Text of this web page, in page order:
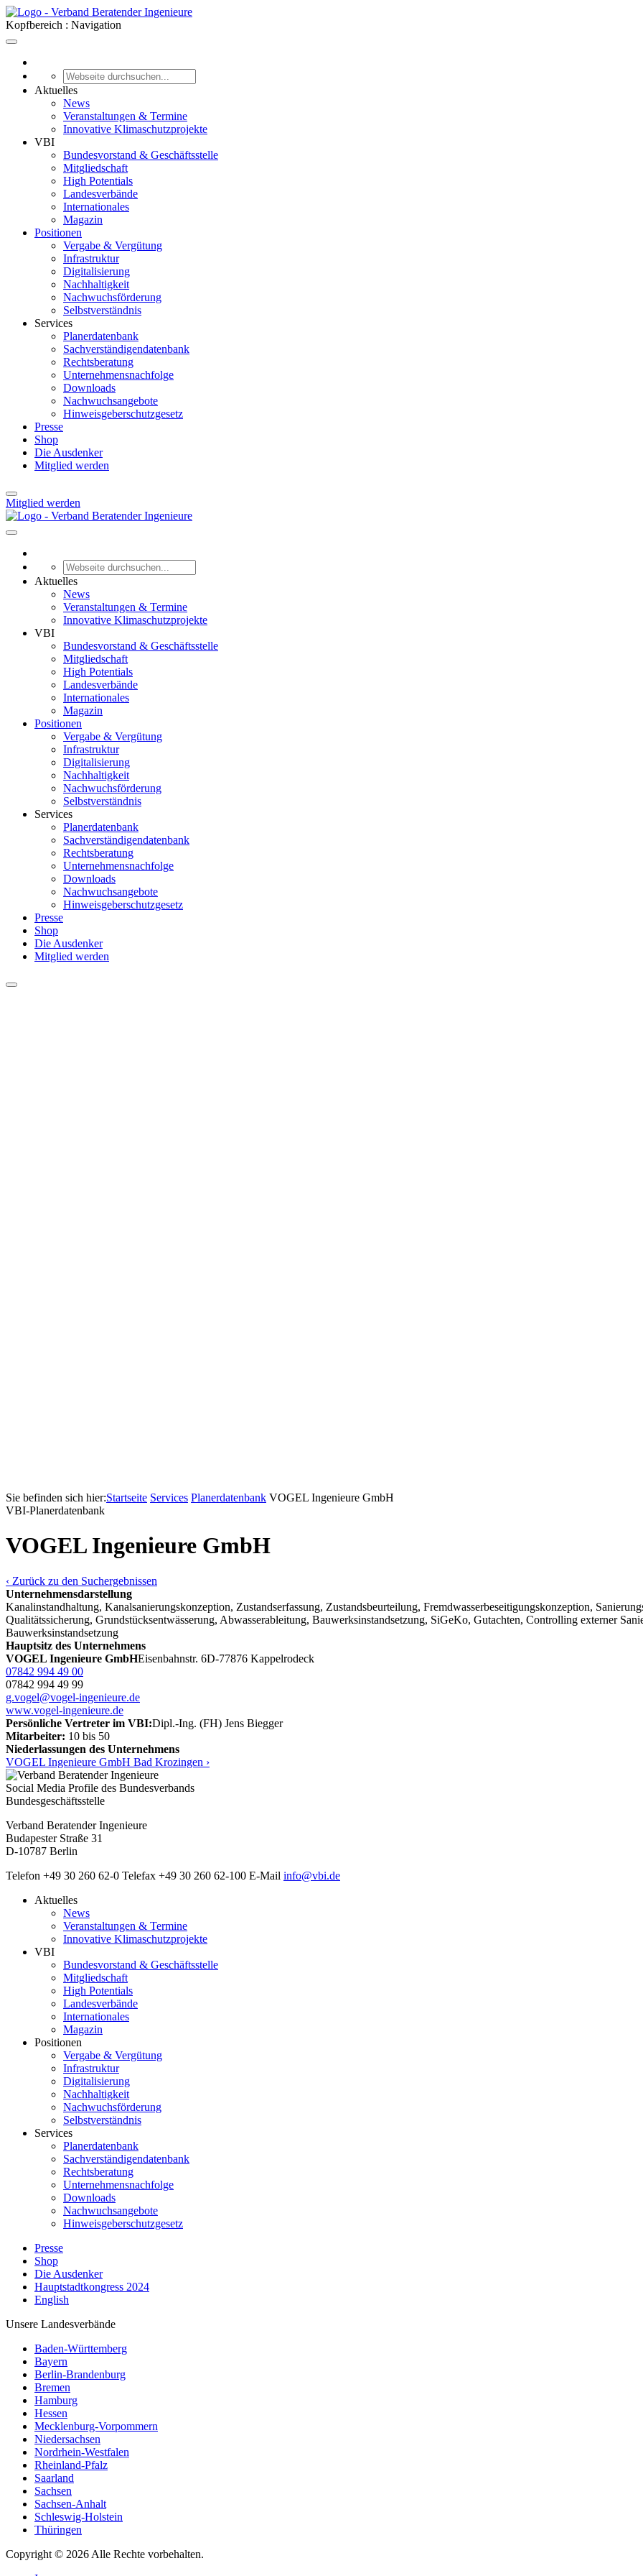
Kopfbereich : Navigation
Aktuelles
News
Veranstaltungen & Termine
Innovative Klimaschutzprojekte
VBI
Bundesvorstand & Geschäftsstelle
Mitgliedschaft
High Potentials
Landesverbände
Internationales
Magazin
Positionen
Vergabe & Vergütung
Infrastruktur
Digitalisierung
Nachhaltigkeit
Nachwuchsförderung
Selbstverständnis
Services
Planerdatenbank
Sachverständigendatenbank
Rechtsberatung
Unternehmensnachfolge
Downloads
Nachwuchsangebote
Hinweisgeberschutzgesetz
Presse
Shop
Die Ausdenker
Mitglied werden
Mitglied werden
Aktuelles
News
Veranstaltungen & Termine
Innovative Klimaschutzprojekte
VBI
Bundesvorstand & Geschäftsstelle
Mitgliedschaft
High Potentials
Landesverbände
Internationales
Magazin
Positionen
Vergabe & Vergütung
Infrastruktur
Digitalisierung
Nachhaltigkeit
Nachwuchsförderung
Selbstverständnis
Services
Planerdatenbank
Sachverständigendatenbank
Rechtsberatung
Unternehmensnachfolge
Downloads
Nachwuchsangebote
Hinweisgeberschutzgesetz
Presse
Shop
Die Ausdenker
Mitglied werden
Sie befinden sich hier:Startseite Services Pla­ner­daten­bank VOGEL Ingenieure GmbH
VBI-Pla­ner­daten­bank
VOGEL Ingenieure GmbH
‹ Zurück zu den Suchergebnissen
Unternehmensdarstellung
Kanalinstandhaltung, Kanalsanierungskonzeption, Zustandserfassung, Zustandsbeurteilung, Fremdwasserbeseitigungskonzeption,
Qualitätssicherung, Grundstücksentwässerung, Abwasserableitung, Bauwerksinstandsetzung, SiGeKo, Gutachten, Controlling externer
Bauwerksinstandsetzung
Hauptsitz des Unternehmens
VOGEL Ingenieure GmbHEisenbahnstr. 6D-77876 Kappelrodeck
07842 994 49 00
07842 994 49 99
g.vogel@vogel-ingenieure.de
www.vogel-ingenieure.de
Persönliche Vertreter im VBI:Dipl.-Ing. (FH) Jens Biegger
Mitarbeiter: 10 bis 50
Niederlassungen des Unternehmens
VOGEL Ingenieure GmbH Bad Krozingen ›
Social Media Profile des Bundesverbands
Bundesgeschäftsstelle
Verband Beratender Ingenieure
Budapester Straße 31
D-10787 Berlin
Telefon +49 30 260 62-0 Telefax +49 30 260 62-100 E-Mail info@vbi.de
Aktuelles
News
Veranstaltungen & Termine
Innovative Klimaschutzprojekte
VBI
Bundesvorstand & Geschäftsstelle
Mitgliedschaft
High Potentials
Landesverbände
Internationales
Magazin
Positionen
Vergabe & Vergütung
Infrastruktur
Digitalisierung
Nachhaltigkeit
Nachwuchsförderung
Selbstverständnis
Services
Planerdatenbank
Sachverständigendatenbank
Rechtsberatung
Unternehmensnachfolge
Downloads
Nachwuchsangebote
Hinweisgeberschutzgesetz
Presse
Shop
Die Ausdenker
Hauptstadtkongress 2024
English
Unsere Landesverbände
Baden-Württemberg
Bayern
Berlin-Brandenburg
Bremen
Hamburg
Hessen
Mecklenburg-Vorpommern
Niedersachsen
Nordrhein-Westfalen
Rheinland-Pfalz
Saarland
Sachsen
Sachsen-Anhalt
Schleswig-Holstein
Thüringen
Copyright © 2026 Alle Rechte vorbehalten.